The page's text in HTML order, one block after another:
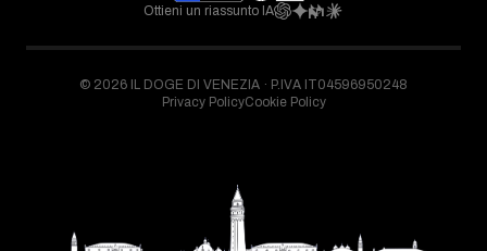
Ottieni un riassunto IA
© 2026 IL DOGE DI VENEZIA · P.IVA IT04596950248
Privacy PolicyCookie Policy